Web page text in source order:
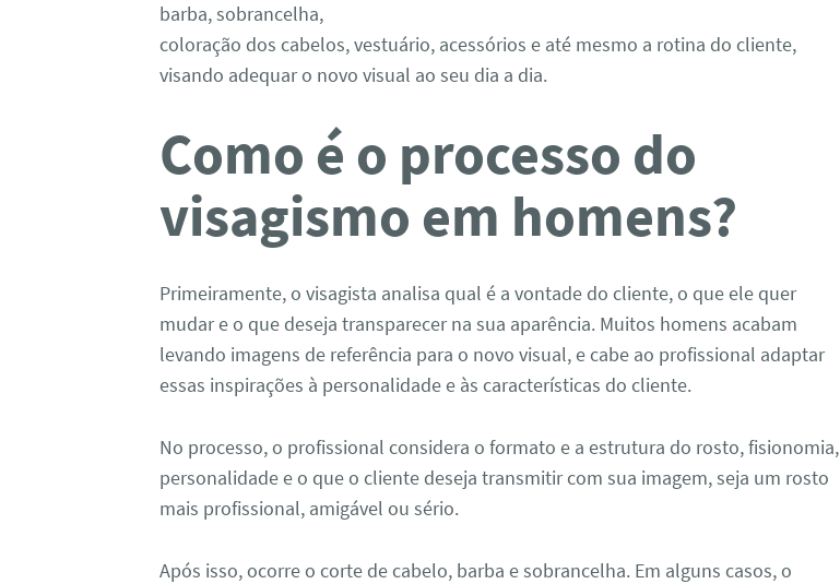
barba, sobrancelha,
coloração dos cabelos, vestuário, acessórios e até mesmo a rotina do cliente,
visando adequar o novo visual ao seu dia a dia.
Como é o processo do
visagismo em homens?
Primeiramente, o visagista analisa qual é a vontade do cliente, o que ele quer
mudar e o que deseja transparecer na sua aparência. Muitos homens acabam
levando imagens de referência para o novo visual, e cabe ao profissional adaptar
essas inspirações à personalidade e às características do cliente.
No processo, o profissional considera o formato e a estrutura do rosto, fisionomia,
personalidade e o que o cliente deseja transmitir com sua imagem, seja um rosto
mais profissional, amigável ou sério.
Após isso, ocorre o corte de cabelo, barba e sobrancelha. Em alguns casos, o